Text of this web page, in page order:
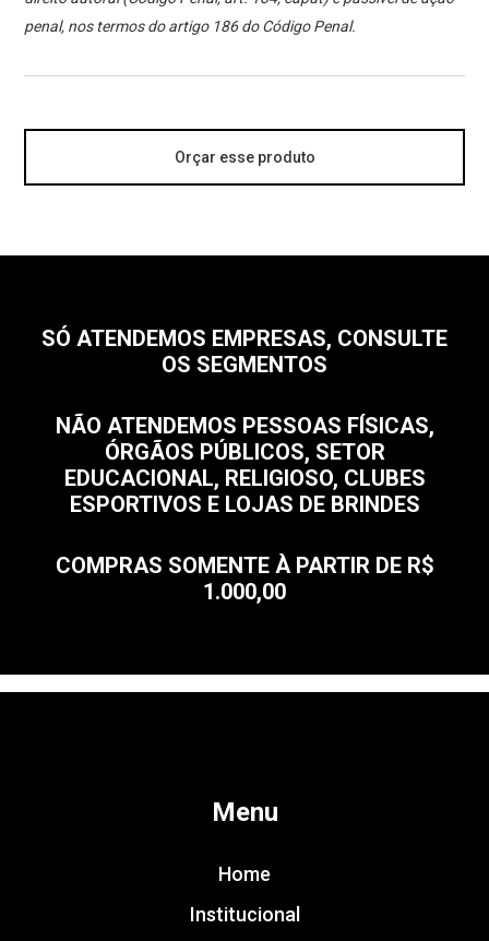
penal, nos termos do artigo 186 do Código Penal.
Orçar esse produto
SÓ ATENDEMOS EMPRESAS, CONSULTE
OS SEGMENTOS
NÃO ATENDEMOS PESSOAS FÍSICAS,
ÓRGÃOS PÚBLICOS, SETOR
EDUCACIONAL, RELIGIOSO, CLUBES
ESPORTIVOS E LOJAS DE BRINDES
COMPRAS SOMENTE À PARTIR DE R$
1.000,00
Menu
Home
Institucional